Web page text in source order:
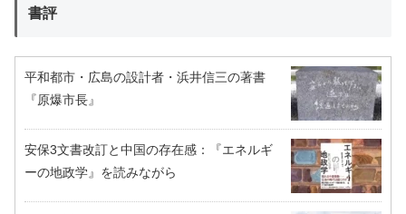
書評
平和都市・広島の設計者・浜井信三の著書
『原爆市長』
安保3文書改訂と中国の存在感：『エネルギ
ーの地政学』を読みながら